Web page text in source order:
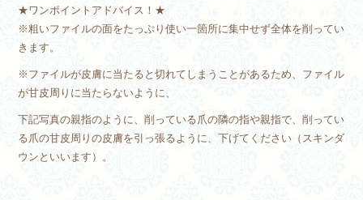
★ワンポイントアドバイス！★
※粗いファイルの面をたっぷり使い一箇所に集中せず全体を削ってい
きます。
※ファイルが皮膚に当たると切れてしまうことがあるため、ファイル
が甘皮周りに当たらないように、
下記写真の親指のように、削っている爪の隣の指や親指で、削ってい
る爪の甘皮周りの皮膚を引っ張るように、下げてください（スキンダ
ウンといいます）。